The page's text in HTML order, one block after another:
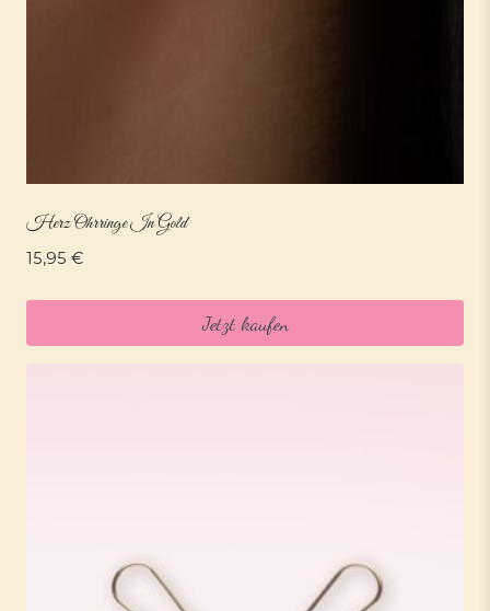
Herz Ohrringe In Gold
15,95 €
Jetzt kaufen